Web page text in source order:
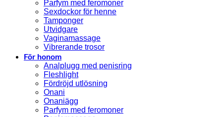
Parfym med feromoner
Sexdockor för henne
Tamponger
Utvidgare
Vaginamassage
Vibrerande trosor
För honom
Analplugg med penisring
Fleshlight
Fördröjd utlösning
Onani
Onaniägg
Parfym med feromoner